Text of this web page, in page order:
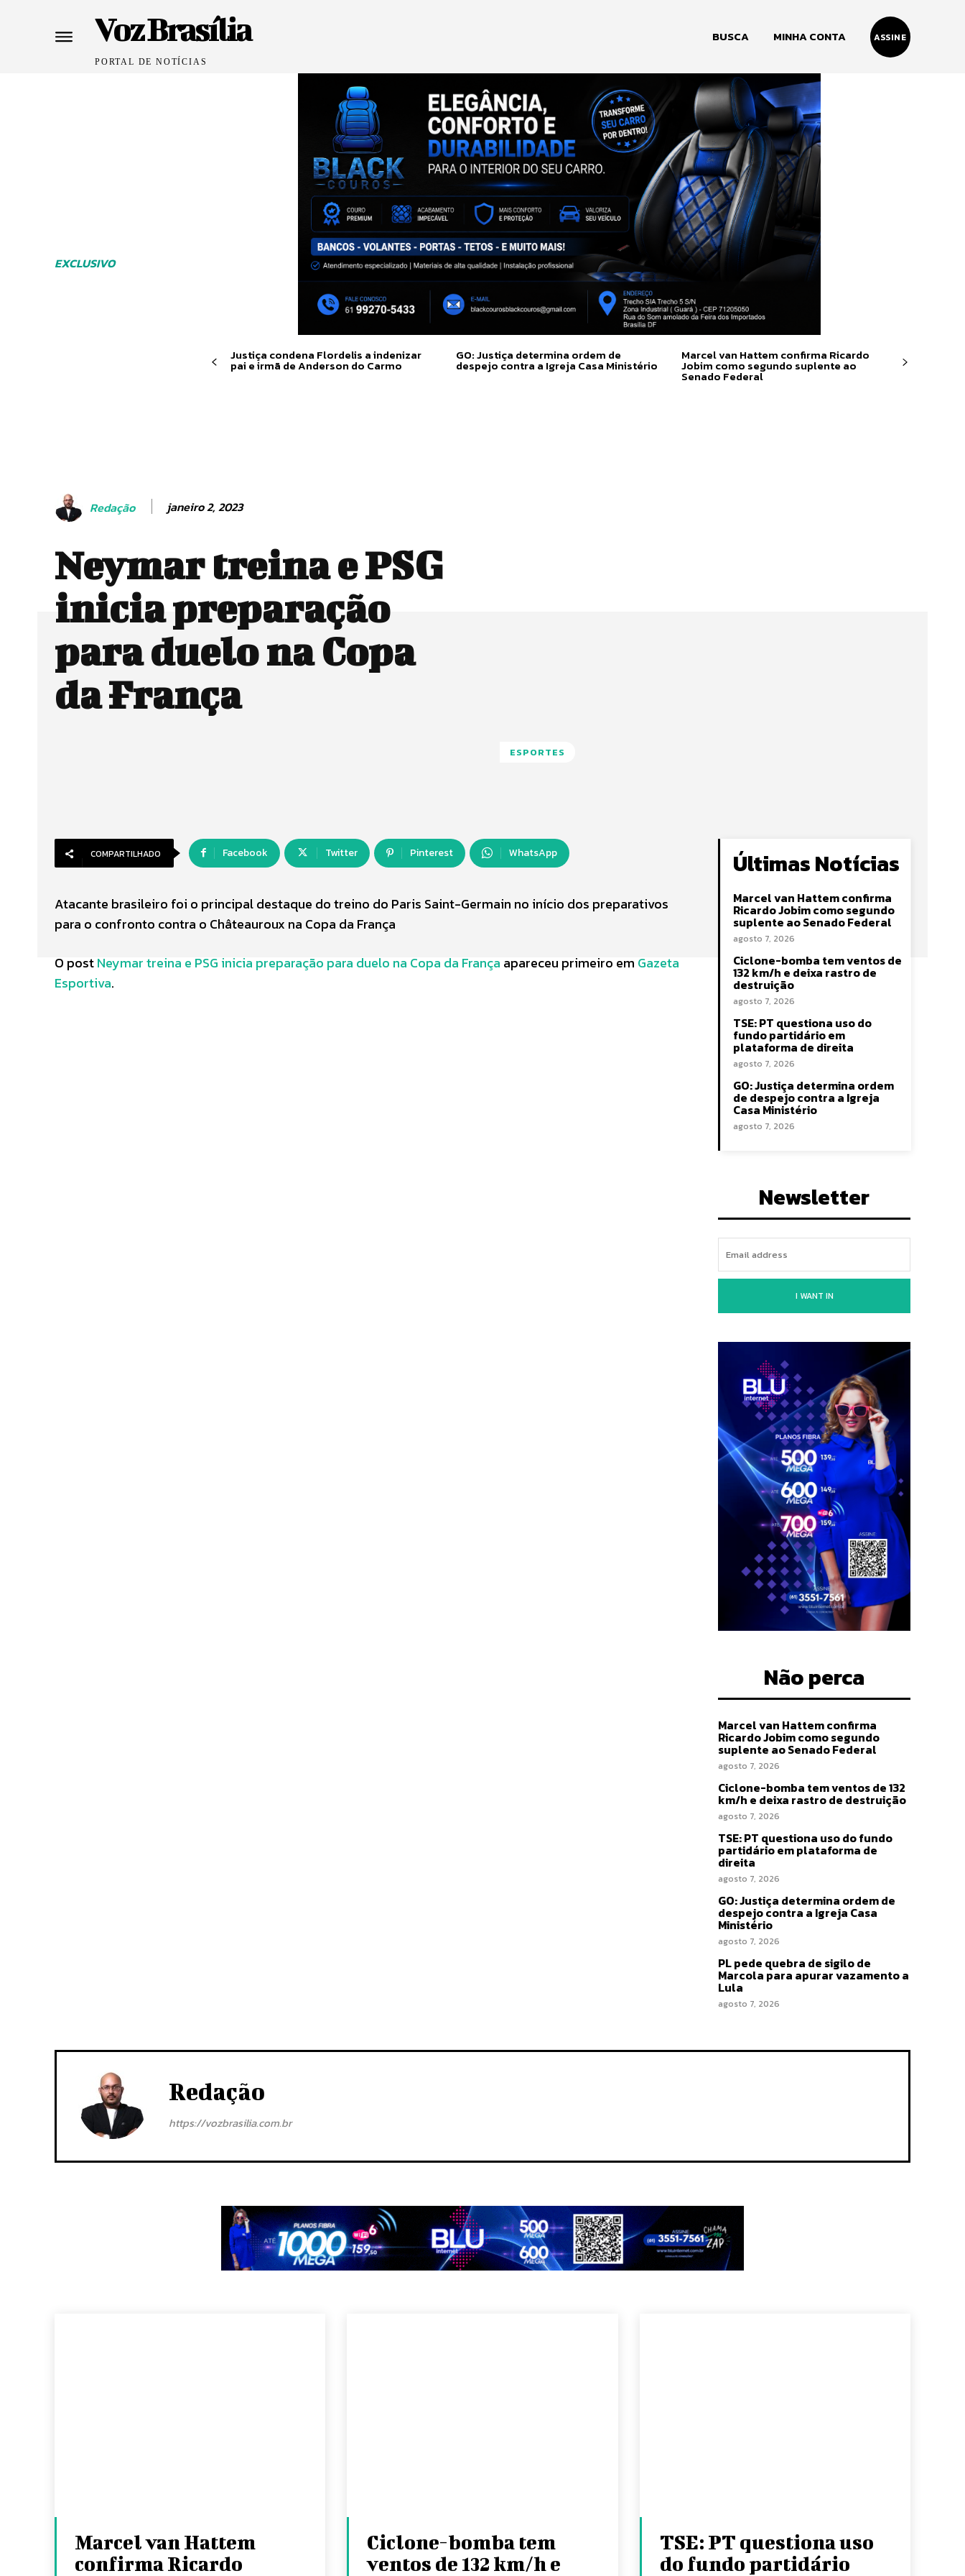
Voz Brasília
PORTAL DE NOTÍCIAS
BUSCA MINHA CONTA ASSINE
EXCLUSIVO
Justiça condena Flordelis a indenizar
pai e irmã de Anderson do Carmo
GO: Justiça determina ordem de
despejo contra a Igreja Casa Ministério
Marcel van Hattem confirma Ricardo
Jobim como segundo suplente ao
Senado Federal
Redação janeiro 2, 2023
Neymar treina e PSG
inicia preparação
para duelo na Copa
da França
ESPORTES
COMPARTILHADO Facebook Twitter Pinterest WhatsApp
Atacante brasileiro foi o principal destaque do treino do Paris Saint-Germain no início dos preparativos
para o confronto contra o Châteauroux na Copa da França
O postNeymar treina e PSG inicia preparação para duelo na Copa da França apareceu primeiro em Gazeta
Esportiva.
Últimas Notícias
Marcel van Hattem confirma
Ricardo Jobim como segundo
suplente ao Senado Federal
agosto 7, 2026
Ciclone-bomba tem ventos de
132 km/h e deixa rastro de
destruição
agosto 7, 2026
TSE: PT questiona uso do
fundo partidário em
plataforma de direita
agosto 7, 2026
GO: Justiça determina ordem
de despejo contra a Igreja
Casa Ministério
agosto 7, 2026
Newsletter
I WANT IN
Não perca
Marcel van Hattem confirma
Ricardo Jobim como segundo
suplente ao Senado Federal
agosto 7, 2026
Ciclone-bomba tem ventos de 132
km/h e deixa rastro de destruição
agosto 7, 2026
TSE: PT questiona uso do fundo
partidário em plataforma de
direita
agosto 7, 2026
GO: Justiça determina ordem de
despejo contra a Igreja Casa
Ministério
agosto 7, 2026
PL pede quebra de sigilo de
Marcola para apurar vazamento a
Lula
agosto 7, 2026
Redação
https://vozbrasilia.com.br
Marcel van Hattem
confirma Ricardo
Ciclone-bomba tem
ventos de 132 km/h e
TSE: PT questiona uso
do fundo partidário